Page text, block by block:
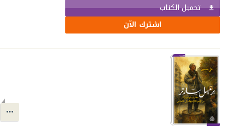
تحميل الكتاب
اشترك الآن